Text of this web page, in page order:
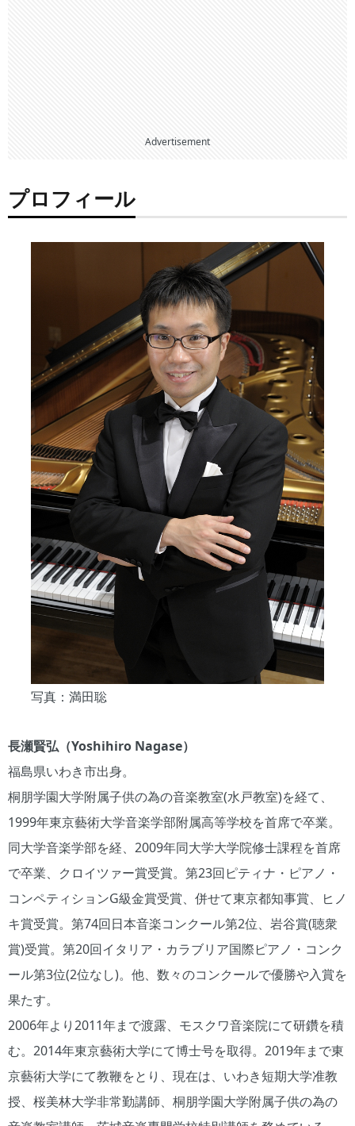
Advertisement
プロフィール
写真：満田聡
長瀬賢弘（Yoshihiro Nagase）
福島県いわき市出身。
桐朋学園大学附属子供の為の音楽教室(水戸教室)を経て、
1999年東京藝術大学音楽学部附属高等学校を首席で卒業。
同大学音楽学部を経、2009年同大学大学院修士課程を首席
で卒業、クロイツァー賞受賞。第23回ピティナ・ピアノ・
コンペティションG級金賞受賞、併せて東京都知事賞、ヒノ
キ賞受賞。第74回日本音楽コンクール第2位、岩谷賞(聴衆
賞)受賞。第20回イタリア・カラブリア国際ピアノ・コンク
ール第3位(2位なし)。他、数々のコンクールで優勝や入賞を
果たす。
2006年より2011年まで渡露、モスクワ音楽院にて研鑽を積
む。2014年東京藝術大学にて博士号を取得。2019年まで東
京藝術大学にて教鞭をとり、現在は、いわき短期大学准教
授、桜美林大学非常勤講師、桐朋学園大学附属子供の為の